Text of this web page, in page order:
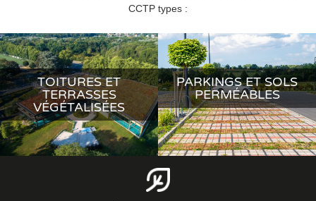
CCTP types :
TOITURES ET
TERRASSES
VÉGÉTALISÉES
PARKINGS ET SOLS
PERMÉABLES